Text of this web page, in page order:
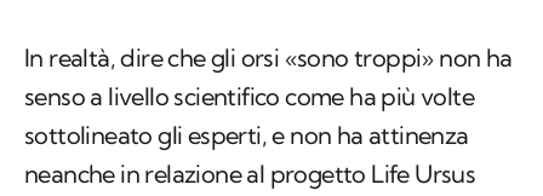
In realtà, dire che gli orsi «sono troppi» non ha
senso a livello scientifico come ha più volte
sottolineato gli esperti, e non ha attinenza
neanche in relazione al progetto Life Ursus